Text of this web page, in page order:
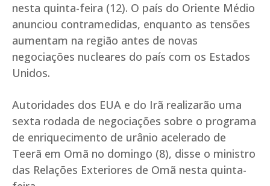
nesta quinta-feira (12). O país do Oriente Médio
anunciou contramedidas, enquanto as tensões
aumentam na região antes de novas
negociações nucleares do país com os Estados
Unidos.
Autoridades dos EUA e do Irã realizarão uma
sexta rodada de negociações sobre o programa
de enriquecimento de urânio acelerado de
Teerã em Omã no domingo (8), disse o ministro
das Relações Exteriores de Omã nesta quinta-